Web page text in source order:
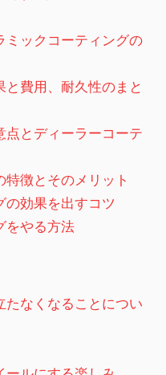
ミックコーティングの
費用、耐久性のまと
点とディーラーコーテ
徴とそのメリット
の効果を出すコツ
をやる方法
たなくなることについ